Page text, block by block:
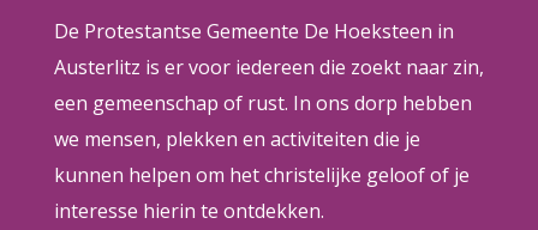
De Protestantse Gemeente De Hoeksteen in
Austerlitz is er voor iedereen die zoekt naar zin,
een gemeenschap of rust. In ons dorp hebben
we mensen, plekken en activiteiten die je
kunnen helpen om het christelijke geloof of je
interesse hierin te ontdekken.